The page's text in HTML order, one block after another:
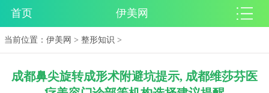
首页 伊美网
当前位置：伊美网 >整形知识 >
成都鼻尖旋转成形术附避坑提示, 成都维莎芬医